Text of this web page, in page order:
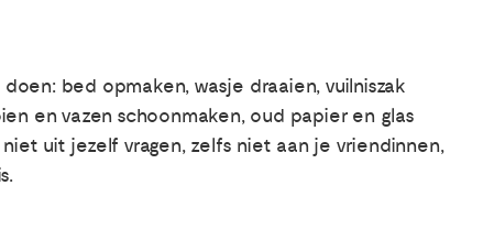
bed opmaken, wasje draaien, vuilniszak
en vazen schoonmaken, oud papier en glas
uit jezelf vragen, zelfs niet aan je vriendinnen,